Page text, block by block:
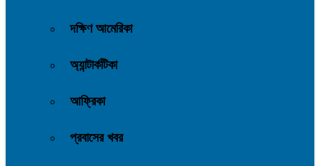
দক্ষিণ আমেরিকা
অ্যান্টার্কটিকা
আফ্রিকা
প্রবাসের খবর